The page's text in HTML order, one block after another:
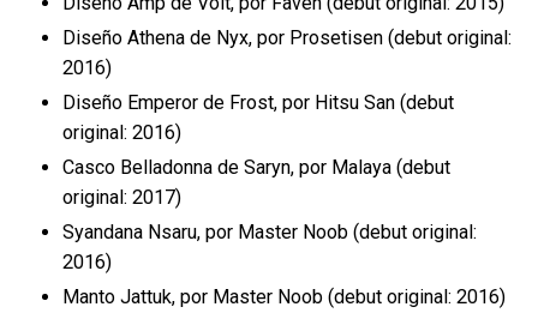
Diseño Athena de Nyx, por Prosetisen (debut original:
2016)
Diseño Emperor de Frost, por Hitsu San (debut
original: 2016)
Casco Belladonna de Saryn, por Malaya (debut
original: 2017)
Syandana Nsaru, por Master Noob (debut original:
2016)
Manto Jattuk, por Master Noob (debut original: 2016)